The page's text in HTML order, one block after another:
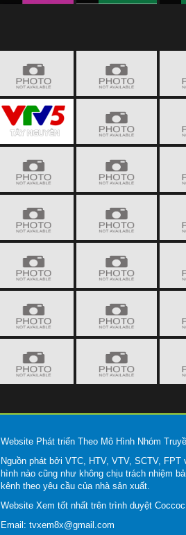
Website Phát triển Theo Mô Hình Nhóm
Nguồn phát bởi VTC, HTV, VTV, SCTV,
hình nào cũng như không chịu trách nhiệm
kênh theo yêu cầu của nhà sản xuất.
Website Xem tốt nhất trên trình duyệt
Email: tvxem8x@gmail.com